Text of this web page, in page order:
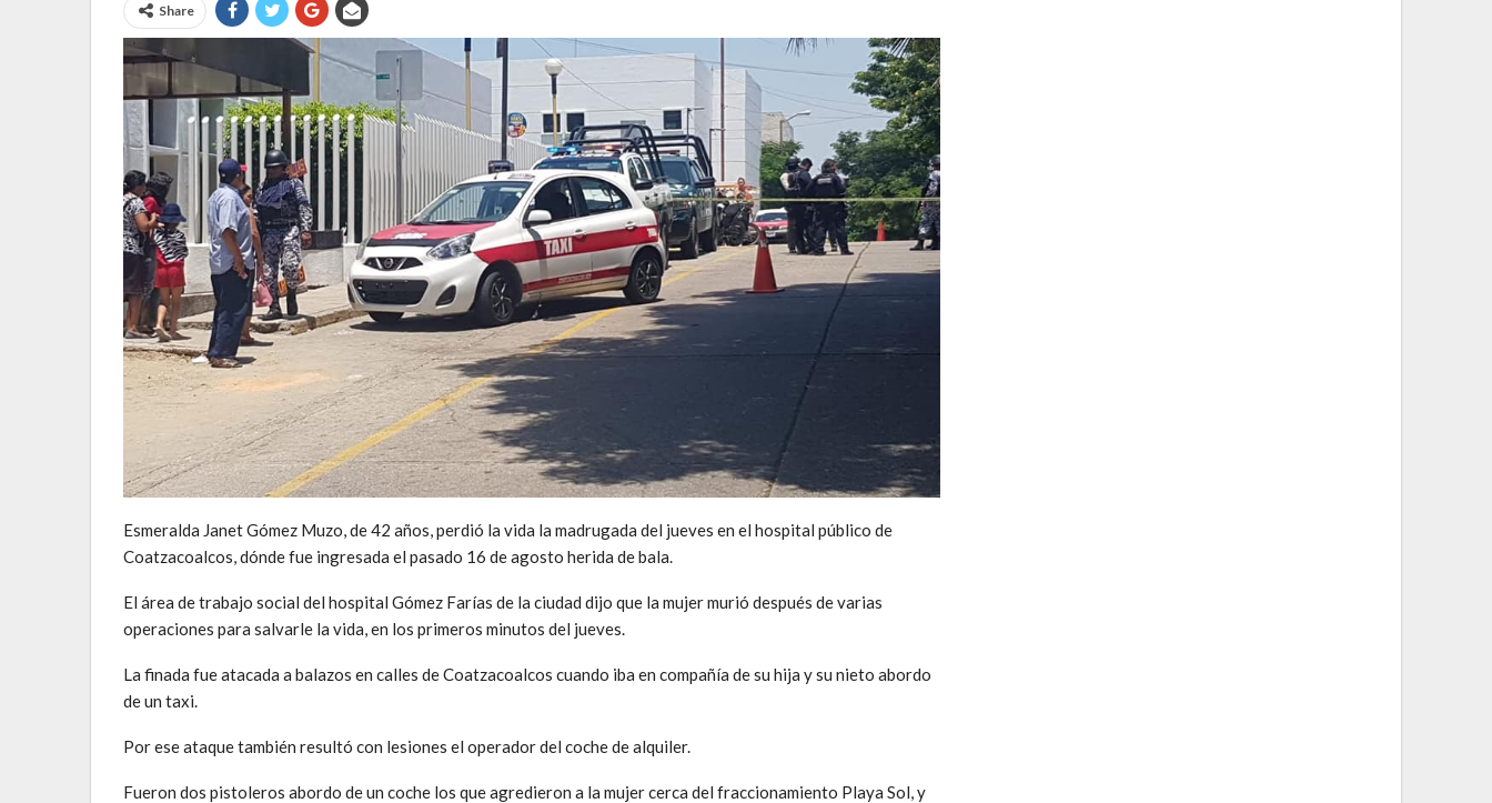
Share
Esmeralda Janet Gómez Muzo, de 42 años, perdió la vida la madrugada del jueves en el hospital público de
Coatzacoalcos, dónde fue ingresada el pasado 16 de agosto herida de bala.
El área de trabajo social del hospital Gómez Farías de la ciudad dijo que la mujer murió después de varias
operaciones para salvarle la vida, en los primeros minutos del jueves.
La finada fue atacada a balazos en calles de Coatzacoalcos cuando iba en compañía de su hija y su nieto abordo
de un taxi.
Por ese ataque también resultó con lesiones el operador del coche de alquiler.
Fueron dos pistoleros abordo de un coche los que agredieron a la mujer cerca del fraccionamiento Playa Sol, y